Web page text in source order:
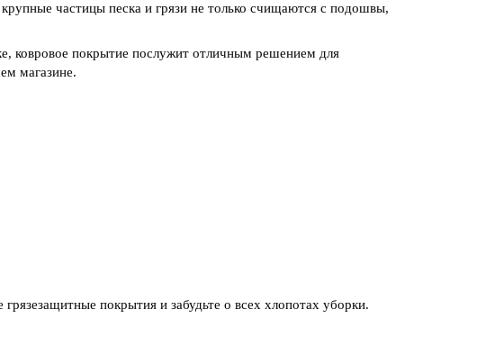
частицы песка и грязи не только счищаются с подошвы,
ковровое покрытие послужит отличным решением для
магазине.
покрытия и забудьте о всех хлопотах уборки.